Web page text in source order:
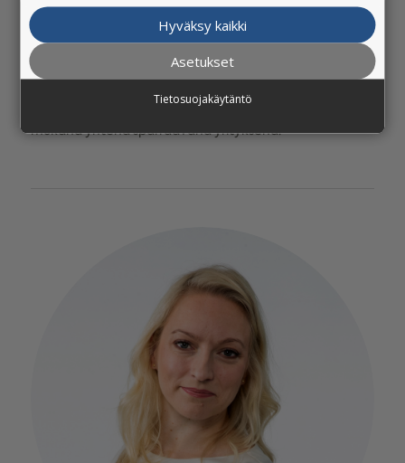
KYSE?
Open
tarjoaa palveluja yrittäjille, joilla on kiikarissa
liiketoiminnan kehittäminen ja kasvu. Palveluiden
ytimessä on liiketoiminnan sparraus ja sparraajina
mukana yhtenä sparraavana yrityksenä.
Hyväksy kaikki
Asetukset
Tietosuojakäytäntö